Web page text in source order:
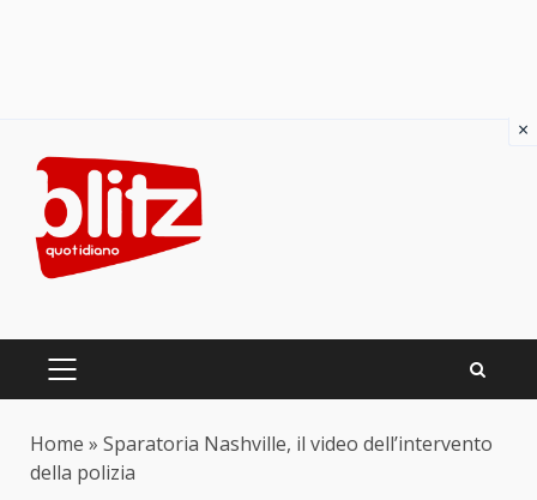
content
PRIMARY
Home » Sparatoria Nashville, il video dell’intervento
della polizia
×